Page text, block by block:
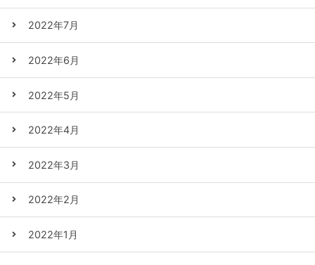
2022年7月
2022年6月
2022年5月
2022年4月
2022年3月
2022年2月
2022年1月